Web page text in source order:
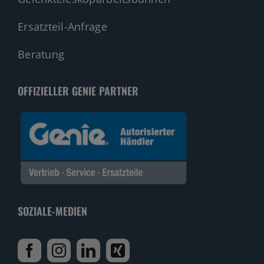
Ersatzteil-Anfrage
Beratung
OFFIZIELLER GENIE PARTNER
SOZIALE-MEDIEN